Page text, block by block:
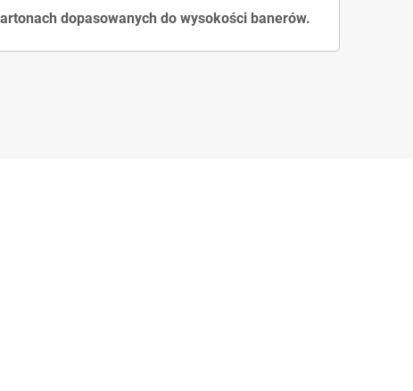
dopasowanych do wysokości banerów.